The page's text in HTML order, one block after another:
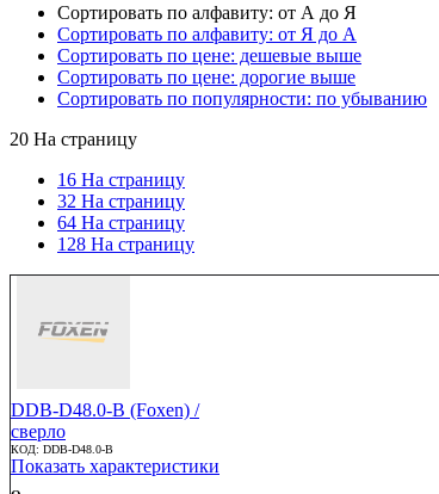
Сортировать по алфавиту: от А до Я
Сортировать по алфавиту: от Я до А
Сортировать по цене: дешевые выше
Сортировать по цене: дорогие выше
Сортировать по популярности: по убыванию
20 На страницу
16 На страницу
32 На страницу
64 На страницу
128 На страницу
DDB-D48.0-B (Foxen) /
сверло
КОД: DDB-D48.0-B
Показать характеристики